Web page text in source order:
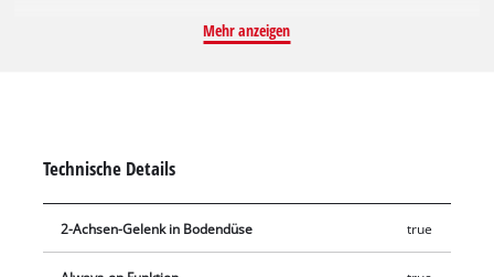
Ladegerät enthalten, sodass der Staubsauger sofort
maximale Leistung liefert. Durch sein durchdachtes 2-in-1-
Design lässt sich der Einhell Akku-Stielstaubsauger TE-SV 18 Li
sowohl als leichter Handstaubsauger als auch als
Mehr anzeigen
Technische Details
2-Achsen-Gelenk in Bodendüse true